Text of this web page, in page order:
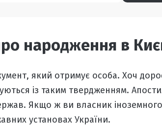
народження в
який отримує особа. Хоч
із таким твердженням.
Якщо ж ви власник
установах України.